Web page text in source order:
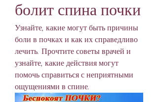
болит спина почки
Узнайте, какие могут быть причины
боли в почках и как их справедливо
лечить. Прочтите советы врачей и
узнайте, какие действия могут
помочь справиться с неприятными
ощущениями в спине.